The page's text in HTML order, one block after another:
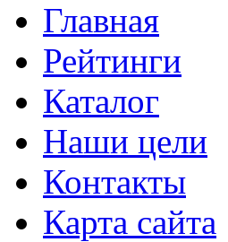
Главная
Рейтинги
Каталог
Наши цели
Контакты
Карта сайта